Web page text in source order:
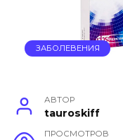
ЗАБОЛЕВЕНИЯ
АВТОР
tauroskiff
ПРОСМОТРОВ